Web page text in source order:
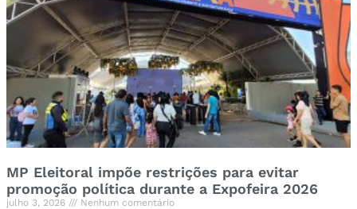
MP Eleitoral impõe restrições para evitar
promoção política durante a Expofeira 2026
julho 3, 2026 Nenhum comentário